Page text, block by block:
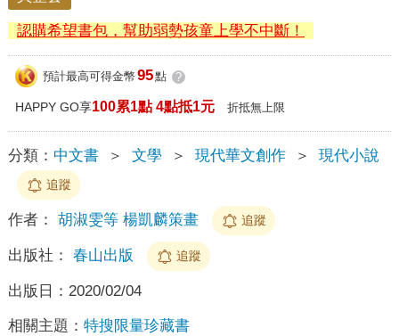
認購希望書包，幫助弱勢孩童上學不中斷！
預計最高可得金幣 95點 ?
HAPPY GO享100累1點 4點抵1元 折抵無上限
分類： 中文書 ＞ 文學 ＞ 現代華文創作 ＞ 現代小說
追蹤
作者： 胡淑雯等 楊凱麟策畫 追蹤
出版社： 春山出版 追蹤
出版日： 2020/02/04
相關主題： 特搜限量珍藏書